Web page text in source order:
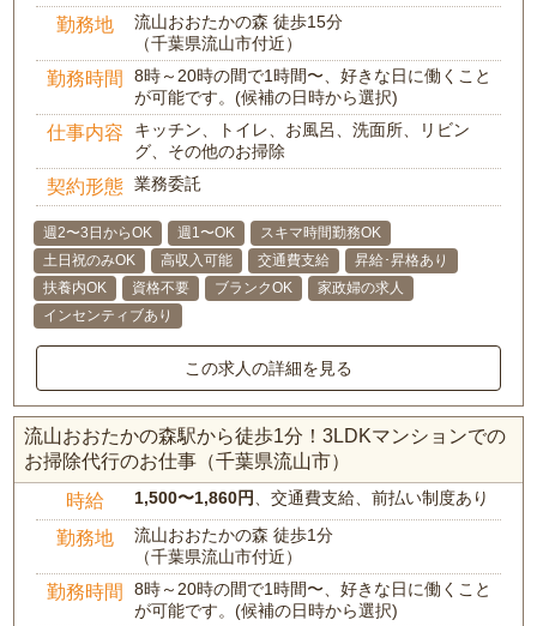
勤務地
流山おおたかの森 徒歩15分
（千葉県流山市付近）
勤務時間
8時～20時の間で1時間〜、好きな日に働くこと
が可能です。(候補の日時から選択)
仕事内容
キッチン、トイレ、お風呂、洗面所、リビン
グ、その他のお掃除
契約形態 業務委託
週2〜3日からOK 週1〜OK
スキマ時間勤務OK
土日祝のみOK
高収入可能 交通費支給
昇給･昇格あり
扶養内OK
資格不要 ブランクOK
家政婦の求人
インセンティブあり
この求人の詳細を見る
流山おおたかの森駅から徒歩1分！3LDKマンションでの
お掃除代行のお仕事（千葉県流山市）
時給 1,500〜1,860円、交通費支給、前払い制度あり
勤務地
流山おおたかの森 徒歩1分
（千葉県流山市付近）
勤務時間
8時～20時の間で1時間〜、好きな日に働くこと
が可能です。(候補の日時から選択)